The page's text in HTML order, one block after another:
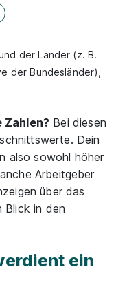
der Länder (z. B.
der Bundesländer),
Zahlen? Bei diesen
Dein
also sowohl höher
Arbeitgeber
über das
Blick in den
ein